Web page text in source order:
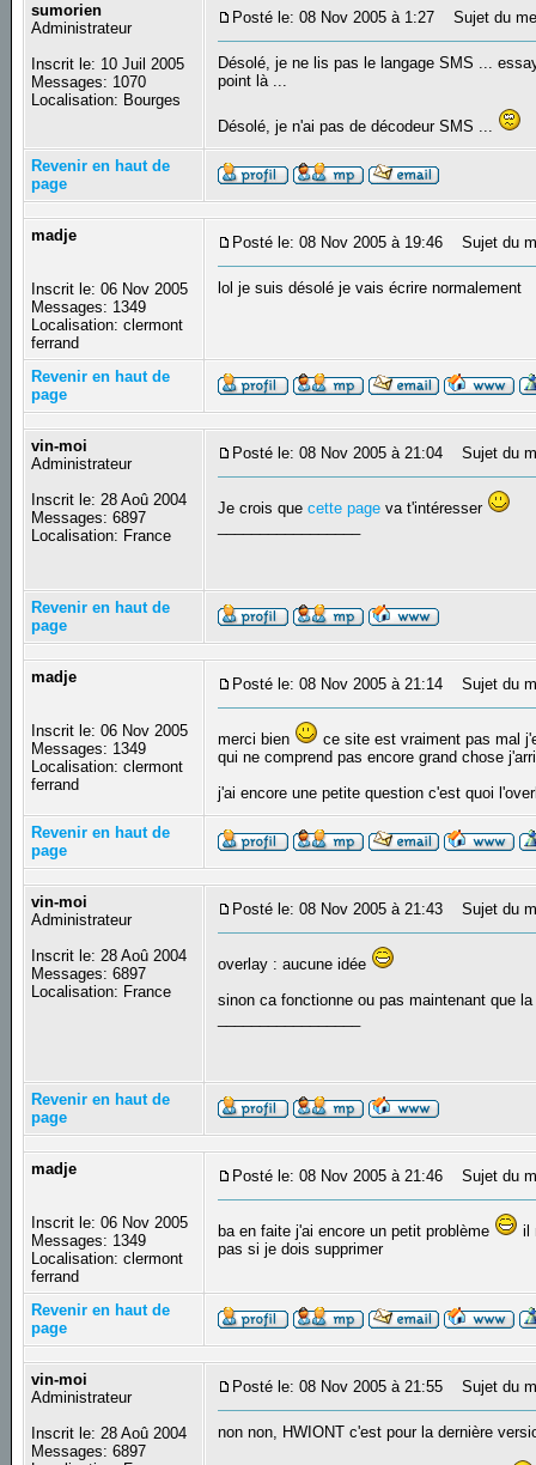
sumorien
Administrateur
Inscrit le: 10 Juil 2005
Messages: 1070
Localisation: Bourges
Posté le: 08 Nov 2005 à 1:27 Sujet du
Désolé, je ne lis pas le langage SMS ...
point là ...
Désolé, je n'ai pas de décodeur SMS ...
Revenir en haut de
page
madje
Inscrit le: 06 Nov 2005
Messages: 1349
Localisation: clermont
ferrand
Posté le: 08 Nov 2005 à 19:46 Sujet du
lol je suis désolé je vais écrire normalement
Revenir en haut de
page
vin-moi
Administrateur
Inscrit le: 28 Aoû 2004
Messages: 6897
Localisation: France
Posté le: 08 Nov 2005 à 21:04 Sujet du
Je crois quecette page va t'intéresser
Revenir en haut de
page
madje
Inscrit le: 06 Nov 2005
Messages: 1349
Localisation: clermont
ferrand
Posté le: 08 Nov 2005 à 21:14 Sujet du
merci bien
ce site est vraiment pas mal
qui ne comprend pas encore grand chose
j'ai encore une petite question c'est quoi
Revenir en haut de
page
vin-moi
Administrateur
Inscrit le: 28 Aoû 2004
Messages: 6897
Localisation: France
Posté le: 08 Nov 2005 à 21:43 Sujet du
overlay : aucune idée
sinon ca fonctionne ou pas maintenant que
Revenir en haut de
page
madje
Inscrit le: 06 Nov 2005
Messages: 1349
Localisation: clermont
ferrand
Posté le: 08 Nov 2005 à 21:46 Sujet du
ba en faite j'ai encore un petit problème
il
pas si je dois supprimer
Revenir en haut de
page
vin-moi
Administrateur
Inscrit le: 28 Aoû 2004
Messages: 6897
Posté le: 08 Nov 2005 à 21:55 Sujet du
non non, HWIONT c'est pour la dernière